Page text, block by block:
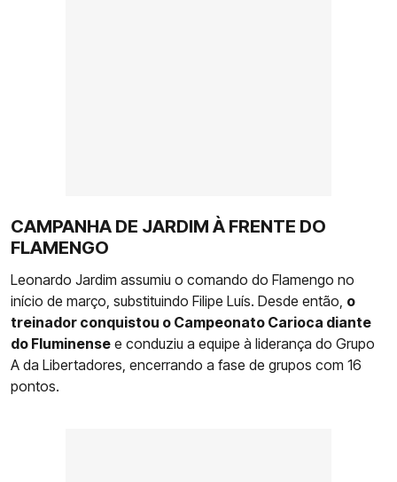
CAMPANHA DE JARDIM À FRENTE DO
FLAMENGO
Leonardo Jardim assumiu o comando do Flamengo no
início de março, substituindo Filipe Luís. Desde então, o
treinador conquistou o Campeonato Carioca diante
do Fluminense e conduziu a equipe à liderança do Grupo
A da Libertadores, encerrando a fase de grupos com 16
pontos.